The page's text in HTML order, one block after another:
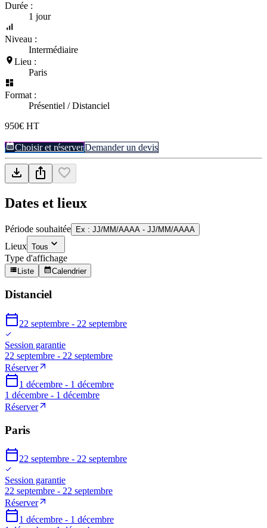
Durée :
1 jour
Niveau :
Intermédiaire
Lieu :
Paris
Format :
Présentiel / Distanciel
950€ HT
Choisir et réserverDemander un devis
Dates et lieux
Période souhaitée Ex : JJ/MM/AAAA - JJ/MM/AAAA
Lieux Tous
Type d'affichage
Liste Calendrier
Distanciel
22 septembre - 22 septembre
Session garantie
22 septembre - 22 septembre
Réserver
1 décembre - 1 décembre
1 décembre - 1 décembre
Réserver
Paris
22 septembre - 22 septembre
Session garantie
22 septembre - 22 septembre
Réserver
1 décembre - 1 décembre